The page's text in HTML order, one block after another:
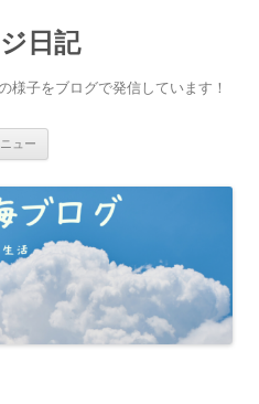
日記
様子をブログで発信しています！
ニュー
ツ
へ
ス
キ
ッ
プ